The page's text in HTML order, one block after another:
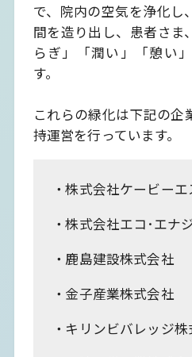
で、院内の空気を浄化し
間を造り出し、患者さま
らぎ」「潤い」「憩い
す。
これらの緑化は下記の企
持運営を行っています。
株式会社ケービーエ
株式会社エコ･エナ
鹿島建設株式会社
金子産業株式会社
キリンビバレッジ株